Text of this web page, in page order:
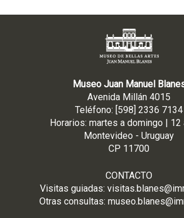
Museo Juan Manuel
Avenida Millán 4015
Teléfono: [598] 2336 7134
Horarios: martes a domingo | 12
Montevideo - Uruguay
CP 11700
CONTACTO
Visitas guiadas:
Otras consultas: